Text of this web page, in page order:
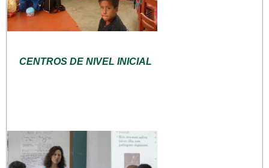
CENTROS DE NIVEL INICIAL